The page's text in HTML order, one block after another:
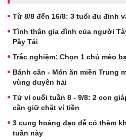
Từ 8/8 đến 16/8: 3 tuổi đu đỉnh
Tình thân gia đình của người
Pây Tái
Trắc nghiệm: Chọn 1 chú mèo
Bánh căn - Món ăn miền Trung
vùng duyên hải
Tử vi cuối tuần 8 - 9/8: 2 con
cần giữ chặt ví tiền
3 cung hoàng đạo dễ có thêm
tuần này